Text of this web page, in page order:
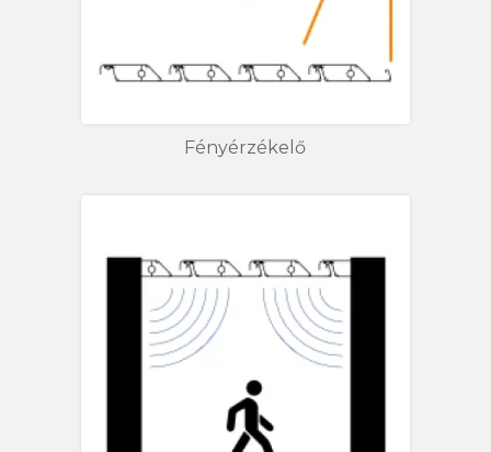
Fényérzékelő